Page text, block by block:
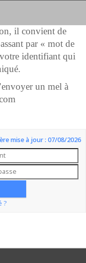
il convient de
par « mot de
identifiant qui
un mel à
mise à jour : 07/08/2026
?